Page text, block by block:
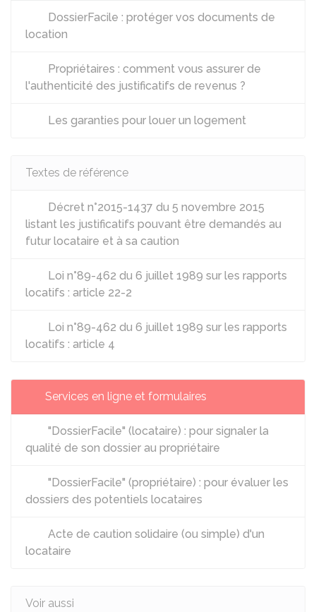
DossierFacile : protéger vos documents de
location
Propriétaires : comment vous assurer de
l'authenticité des justificatifs de revenus ?
Les garanties pour louer un logement
Textes de référence
Décret n°2015-1437 du 5 novembre 2015
listant les justificatifs pouvant être demandés au
futur locataire et à sa caution
Loi n°89-462 du 6 juillet 1989 sur les rapports
locatifs : article 22-2
Loi n°89-462 du 6 juillet 1989 sur les rapports
locatifs : article 4
Services en ligne et formulaires
"DossierFacile" (locataire) : pour signaler la
qualité de son dossier au propriétaire
"DossierFacile" (propriétaire) : pour évaluer les
dossiers des potentiels locataires
Acte de caution solidaire (ou simple) d'un
locataire
Voir aussi